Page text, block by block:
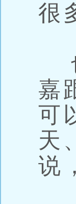
很
嘉
可
天
说